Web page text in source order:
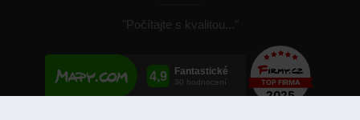
"Počítajte s kvalitou..."